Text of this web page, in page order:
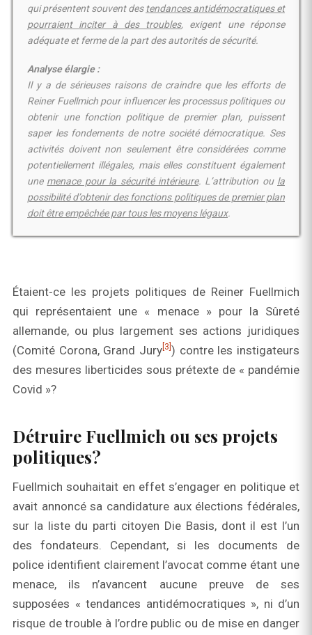
qui présentent souvent des tendances antidémocratiques et
pourraient inciter à des troubles, exigent une réponse
adéquate et ferme de la part des autorités de sécurité.
Analyse élargie :
Il y a de sérieuses raisons de craindre que les efforts de
Reiner Fuellmich pour influencer les processus politiques ou
obtenir une fonction politique de premier plan, puissent
saper les fondements de notre société démocratique. Ses
activités doivent non seulement être considérées comme
potentiellement illégales, mais elles constituent également
une menace pour la sécurité intérieure. L’attribution ou la
possibilité d’obtenir des fonctions politiques de premier plan
doit être empêchée par tous les moyens légaux.
Étaient‑ce les projets politiques de Reiner Fuellmich
qui représentaient une « menace » pour la Sûreté
allemande, ou plus largement ses actions juridiques
(Comité Corona, Grand Jury [3] ) contre les instigateurs
des mesures liberticides sous prétexte de « pandémie
Covid »?
Détruire Fuellmich ou ses projets
politiques?
Fuellmich souhaitait en effet s’engager en politique et
avait annoncé sa candidature aux élections fédérales,
sur la liste du parti citoyen Die Basis, dont il est l’un
des fondateurs. Cependant, si les documents de
police identifient clairement l’avocat comme étant une
menace, ils n’avancent aucune preuve de ses
supposées « tendances antidémocratiques », ni d’un
risque de trouble à l’ordre public ou de mise en danger